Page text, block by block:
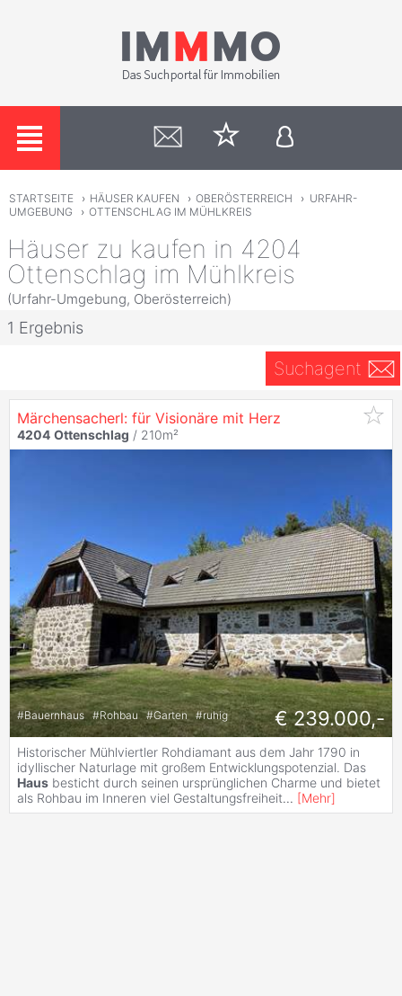
STARTSEITE › HÄUSER KAUFEN › OBERÖSTERREICH › URFAHR-
UMGEBUNG
› OTTENSCHLAG IM MÜHLKREIS
Häuser zu kaufen in 4204
Ottenschlag im Mühlkreis
(Urfahr-Umgebung, Oberösterreich)
1 Ergebnis
Suchagent
Märchensacherl: für Visionäre mit Herz
4204 Ottenschlag / 210m²
#Bauernhaus #Rohbau #Garten #ruhig € 239.000,-
Historischer Mühlviertler Rohdiamant aus dem Jahr 1790 in
idyllischer Naturlage mit großem Entwicklungspotenzial. Das
Haus besticht durch seinen ursprünglichen Charme und bietet
als Rohbau im Inneren viel Gestaltungsfreiheit... [Mehr]